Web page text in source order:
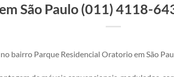
São Paulo (011) 4118-
bairro Parque Residencial Oratorio em São